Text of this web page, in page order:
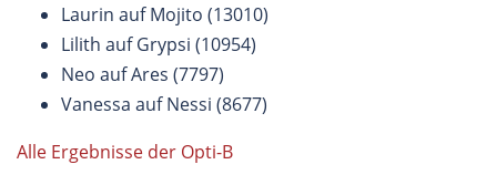
Laurin auf Mojito (13010)
Lilith auf Grypsi (10954)
Neo auf Ares (7797)
Vanessa auf Nessi (8677)
Alle Ergebnisse der Opti-B